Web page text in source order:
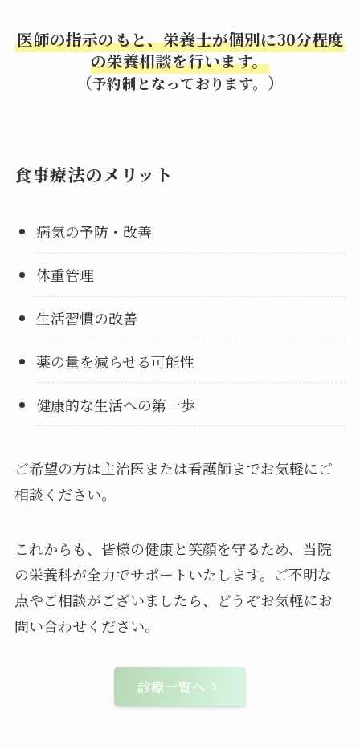
医師の指示のもと、栄養士が個別に30分程度
の栄養相談を行います。
（予約制となっております。 ）
食事療法のメリット
病気の予防・改善
体重管理
生活習慣の改善
薬の量を減らせる可能性
健康的な生活への第一歩
ご希望の方は主治医または看護師までお気軽にご
相談ください。
これからも、皆様の健康と笑顔を守るため、当院
の栄養科が全力でサポートいたします。ご不明な
点やご相談がございましたら、どうぞお気軽にお
問い合わせください。
診療一覧へ